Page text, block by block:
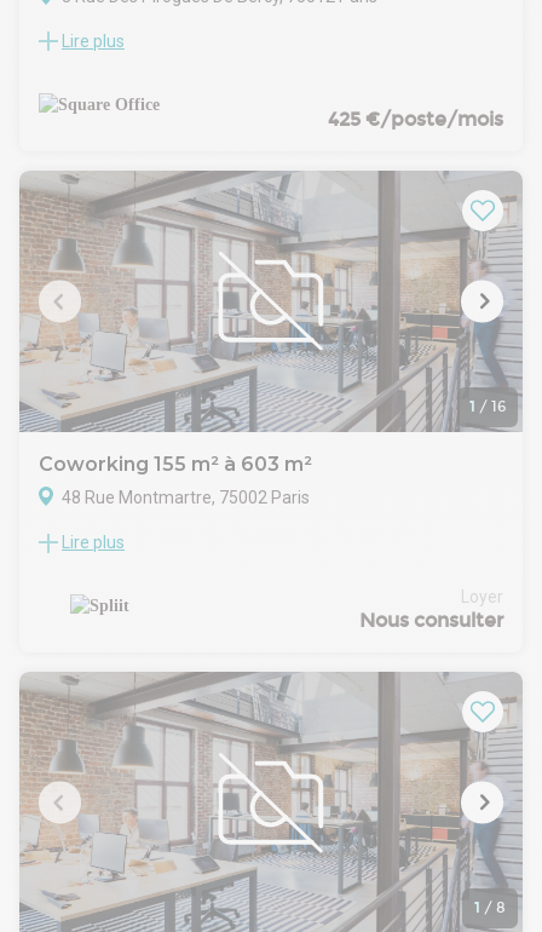
- Douches
- Espaces de vie détente
- 45 phoneboxes
personnes assises
- Parking vélo, voiture, scooter
Lire plus
425 €/poste/mois
1 / 16
Coworking 155 m² à 603 m²
48 Rue Montmartre, 75002 Paris
Location Bureaux Paris 75002
Tiquetonne, nous vous proposons 1 surface de bureaux au 2
ème étage entièrement rénovée et équipée avec balcon.
• 1 SDR 6 places • 1 SDR 4 places + 1 Phonebox 2 places
Lire plus
Loyer
Nous consulter
1 / 8